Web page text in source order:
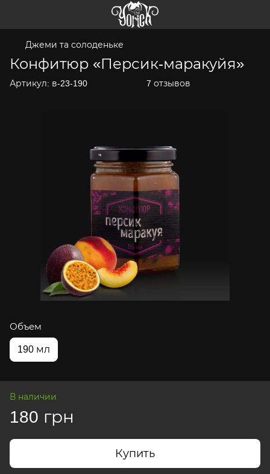
Джеми та солоденьке
Конфитюр «Персик-маракуйя»
Артикул: в-23-190 7 отзывов
Объем
190 мл
В наличии
180 грн
Купить